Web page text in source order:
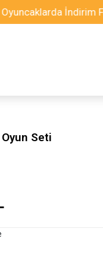
İndirim Fırsatı
Seti